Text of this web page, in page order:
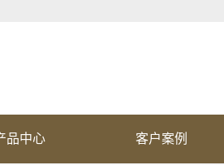
品中心 客户案例